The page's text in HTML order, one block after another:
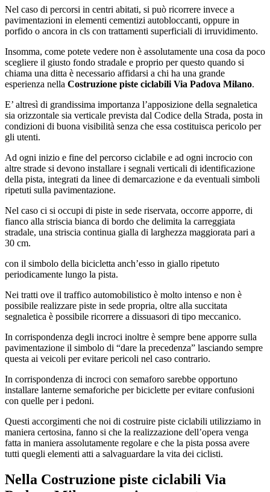
Nel caso di percorsi in centri abitati, si può ricorrere invece a
pavimentazioni in elementi cementizi autobloccanti, oppure in
porfido o ancora in cls con trattamenti superficiali di irruvidimento.
Insomma, come potete vedere non è assolutamente una cosa da poco
scegliere il giusto fondo stradale e proprio per questo quando si
chiama una ditta è necessario affidarsi a chi ha una grande
esperienza nella Costruzione piste ciclabili Via Padova Milano.
E’ altresì di grandissima importanza l’apposizione della segnaletica
sia orizzontale sia verticale prevista dal Codice della Strada, posta in
condizioni di buona visibilità senza che essa costituisca pericolo per
gli utenti.
Ad ogni inizio e fine del percorso ciclabile e ad ogni incrocio con
altre strade si devono installare i segnali verticali di identificazione
della pista, integrati da linee di demarcazione e da eventuali simboli
ripetuti sulla pavimentazione.
Nel caso ci si occupi di piste in sede riservata, occorre apporre, di
fianco alla striscia bianca di bordo che delimita la carreggiata
stradale, una striscia continua gialla di larghezza maggiorata pari a
30 cm.
con il simbolo della bicicletta anch’esso in giallo ripetuto
periodicamente lungo la pista.
Nei tratti ove il traffico automobilistico è molto intenso e non è
possibile realizzare piste in sede propria, oltre alla succitata
segnaletica è possibile ricorrere a dissuasori di tipo meccanico.
In corrispondenza degli incroci inoltre è sempre bene apporre sulla
pavimentazione il simbolo di “dare la precedenza” lasciando sempre
questa ai veicoli per evitare pericoli nel caso contrario.
In corrispondenza di incroci con semaforo sarebbe opportuno
installare lanterne semaforiche per biciclette per evitare confusioni
con quelle per i pedoni.
Questi accorgimenti che noi di costruire piste ciclabili utilizziamo in
maniera certosina, fanno si che la realizzazione dell’opera venga
fatta in maniera assolutamente regolare e che la pista possa avere
tutti quegli elementi atti a salvaguardare la vita dei ciclisti.
Nella Costruzione piste ciclabili Via